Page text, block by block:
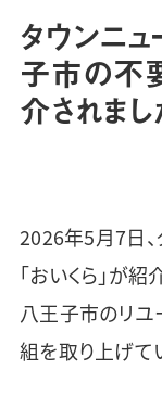
タウンニ
子市の不
介されまし
2026年5月7日
「おいくら」が紹
八王子市のリユ
組を取り上げて